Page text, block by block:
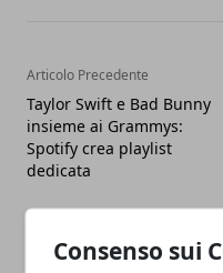
Consenso sui
Articolo Precedente
Taylor Swift e Bad Bunny
insieme ai Grammys:
Spotify crea playlist
dedicata